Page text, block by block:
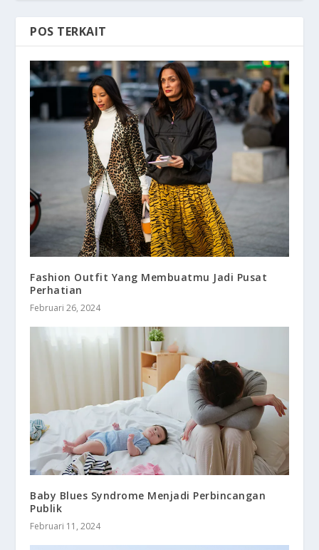
POS TERKAIT
Fashion Outfit Yang Membuatmu Jadi Pusat
Perhatian
Februari 26, 2024
Baby Blues Syndrome Menjadi Perbincangan
Publik
Februari 11, 2024